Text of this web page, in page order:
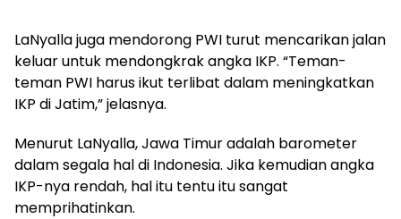
LaNyalla juga mendorong PWI turut mencarikan jalan
keluar untuk mendongkrak angka IKP. “Teman-
teman PWI harus ikut terlibat dalam meningkatkan
IKP di Jatim,” jelasnya.
Menurut LaNyalla, Jawa Timur adalah barometer
dalam segala hal di Indonesia. Jika kemudian angka
IKP-nya rendah, hal itu tentu itu sangat
memprihatinkan.